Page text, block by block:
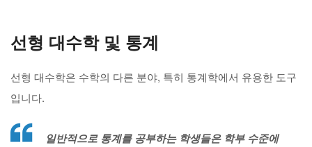
선형 대수학 및 통계
선형 대수학은 수학의 다른 분야, 특히 통계학에서 유용한 도구
입니다.
일반적으로 통계를 공부하는 학생들은 학부 수준에